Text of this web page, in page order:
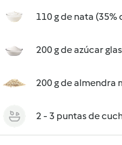
110 g de nata (35%
200 g de azúcar glas
200 g de almendra
2 - 3 puntas de